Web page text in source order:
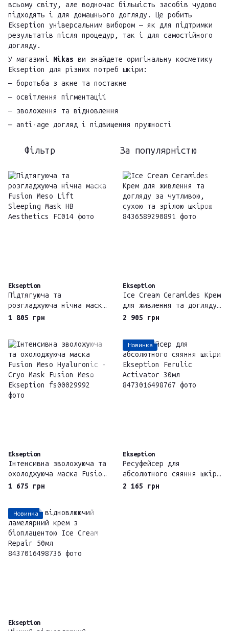
всьому світу, але водночас більшість засобів чудово
підходять і для домашнього догляду. Це робить
Ekseption універсальним вибором — як для підтримки
результатів після процедур, так і для самостійного
догляду.
У магазині Mikas ви знайдете оригінальну косметику
Ekseption для різних потреб шкіри:
— боротьба з акне та постакне
— освітлення пігментації
— зволоження та відновлення
— anti-age догляд і підвищення пружності
Фільтр За популярністю
Ekseption
Підтягуюча та
розгладжуюча нічна маска
Fusion Meso Lift
1 805 грн
Ekseption
Ice Cream Ceramides Крем
для живлення та догляду
за чутливою, сухою та
2 905 грн
Ekseption
Інтенсивна зволожуюча та
охолоджуюча маска Fusion
Meso Hyaluronic - Cryo
1 675 грн
Новинка
Ekseption
Ресуфейсер для
абсолютного сяяння шкіри
Ekseption Ferulic
2 165 грн
Новинка
Ekseption